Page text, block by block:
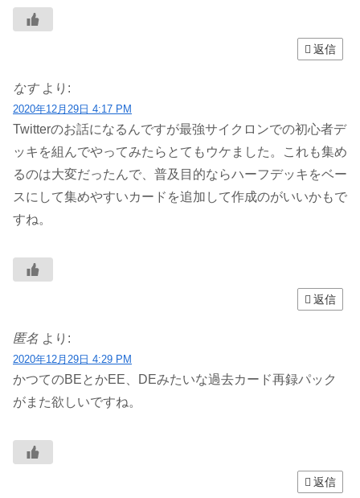
返信
なす より:
2020年12月29日 4:17 PM
Twitterのお話になるんですが最強サイクロンでの初心者デ
ッキを組んでやってみたらとてもウケました。これも集め
るのは大変だったんで、普及目的ならハーフデッキをベー
スにして集めやすいカードを追加して作成のがいいかもで
すね。
返信
匿名 より:
2020年12月29日 4:29 PM
かつてのBEとかEE、DEみたいな過去カード再録パック
がまた欲しいですね。
返信